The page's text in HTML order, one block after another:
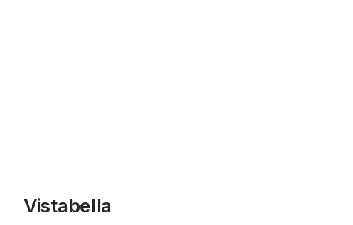
Vistabella